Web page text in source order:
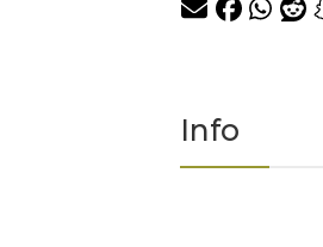
Info